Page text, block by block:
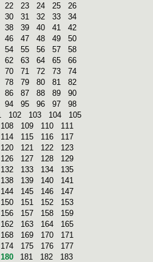
22 23 24 25
26
30 31 32 33
34
38 39 40 41
42
46 47 48 49
50
54 55 56 57
58
62 63 64 65
66
70 71 72 73
74
78 79 80 81
82
86 87 88 89
90
94 95 96 97
98
102 103 104
105
108 109 110
111
114 115 116
117
120 121 122
123
126 127 128
129
132 133 134
135
138 139 140
141
144 145 146
147
150 151 152
153
156 157 158
159
162 163 164
165
168 169 170
171
174 175 176
177
180 181 182
183